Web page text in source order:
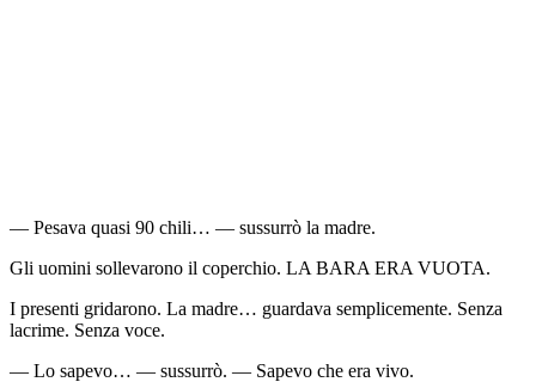
— Pesava quasi 90 chili… — sussurrò la madre.
Gli uomini sollevarono il coperchio. LA BARA ERA VUOTA.
I presenti gridarono. La madre… guardava semplicemente. Senza
lacrime. Senza voce.
— Lo sapevo… — sussurrò. — Sapevo che era vivo.